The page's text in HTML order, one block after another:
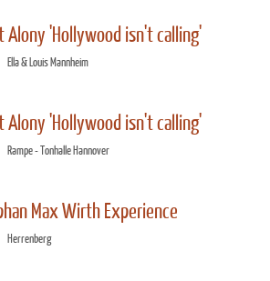
Alony 'Hollywood isn't calling'
Ella & Louis Mannheim
Alony 'Hollywood isn't calling'
Rampe - Tonhalle Hannover
Max Wirth Experience
Herrenberg